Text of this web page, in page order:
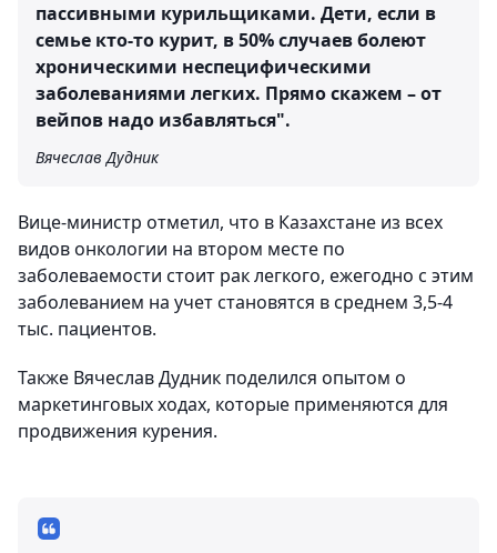
пассивными курильщиками. Дети, если в
семье кто-то курит, в 50% случаев болеют
хроническими неспецифическими
заболеваниями легких. Прямо скажем – от
вейпов надо избавляться".
Вячеслав Дудник
Вице-министр отметил, что в Казахстане из всех
видов онкологии на втором месте по
заболеваемости стоит рак легкого, ежегодно с этим
заболеванием на учет становятся в среднем 3,5-4
тыс. пациентов.
Также Вячеслав Дудник поделился опытом о
маркетинговых ходах, которые применяются для
продвижения курения.